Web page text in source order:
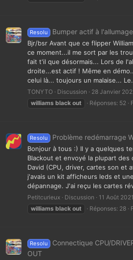
Resolu Bumper actif à
Bjr/bsr Avant que ce flipper
ce moment...il me sort par les
fait t'il que désormais... Lors de
droite...est actif ! Même en
celui là... toujours un malaise...
TONYTO Discussion 28 Janvier
williams black out Réponses: 52
Resolu Problème redémarrage
Bonjour à tous :) Il y a quelques
Blackout et envoyé la plupart des
David (CPU, driver, cartes son et
j'avais un kit afficheurs leds et
dépannage. J'ai reçu les cartes
Petitcurieux Discussion 11 Août 2021
williams black out Réponses: 28
Resolu
Connectique CPU/
OUT